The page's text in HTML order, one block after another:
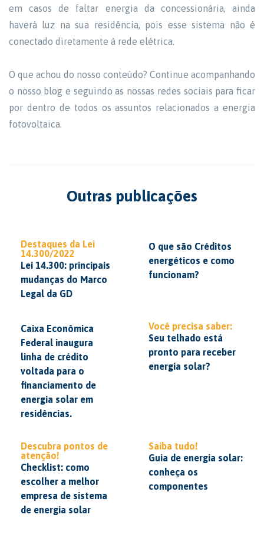
em casos de faltar energia da concessionária, ainda
haverá luz na sua residência, pois esse sistema não é
conectado diretamente à rede elétrica.
O que achou do nosso conteúdo? Continue acompanhando
o nosso blog e seguindo as nossas redes sociais para ficar
por dentro de todos os assuntos relacionados a energia
fotovoltaica.
Outras publicações
Destaques da Lei
14.300/2022
Lei 14.300: principais
mudanças do Marco
Legal da GD
O que são Créditos
energéticos e como
funcionam?
Caixa Econômica
Federal inaugura
linha de crédito
voltada para o
financiamento de
energia solar em
residências.
Você precisa saber:
Seu telhado está
pronto para receber
energia solar?
Descubra pontos de
atenção!
Checklist: como
escolher a melhor
empresa de sistema
de energia solar
Saiba tudo!
Guia de energia solar:
conheça os
componentes